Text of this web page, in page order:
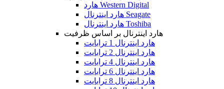
هارد Western Digital
هارد اینترنال Seagate
هارد اینترنال Toshiba
هارد اینترنال بر اساس ظرفیت
هارد اینترنال 1 ترابایت
هارد اینترنال 2 ترابایت
هارد اینترنال 4 ترابایت
هارد اینترنال 6 ترابایت
هارد اینترنال 8 ترابایت